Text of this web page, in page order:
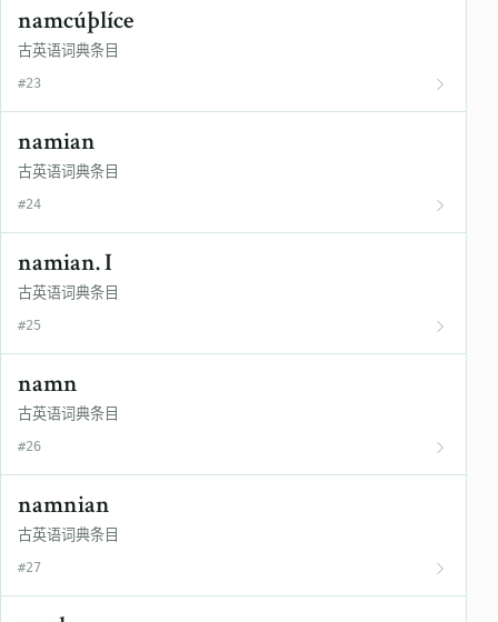
namcúþlíce
古英语词典条目
#23
namian
古英语词典条目
#24
namian. I
古英语词典条目
#25
namn
古英语词典条目
#26
namnian
古英语词典条目
#27